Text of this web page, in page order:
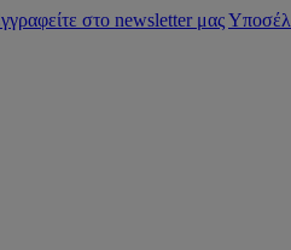
στο newsletter μας